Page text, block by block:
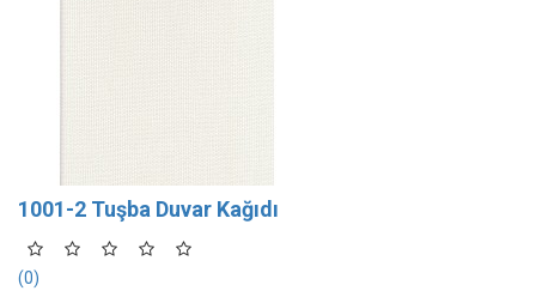
1001-2 Tuşba Duvar Kağıdı
(0)